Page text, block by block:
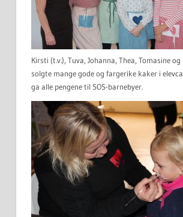
Kirsti (t.v.), Tuva, Johanna, Thea, Tomasine og
solgte mange gode og fargerike kaker i
ga alle pengene til SOS-barnebyer.